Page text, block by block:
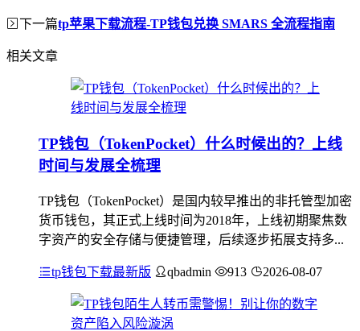
下一篇tp苹果下载流程-TP钱包兑换 SMARS 全流程指南
相关文章
TP钱包（TokenPocket）什么时候出的？上线
时间与发展全梳理
TP钱包（TokenPocket）是国内较早推出的非托管型加密
货币钱包，其正式上线时间为2018年，上线初期聚焦数
字资产的安全存储与便捷管理，后续逐步拓展支持多...
tp钱包下载最新版 qbadmin 913 2026-08-07